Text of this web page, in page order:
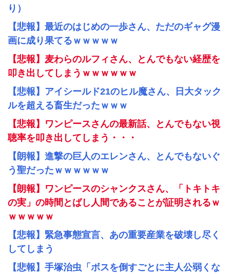
り）
【悲報】最近のはじめの一歩さん、ただのギャグ漫
画に成り果てるｗｗｗｗｗ
【悲報】麦わらのルフィさん、とんでもない経歴を
叩き出してしまうｗｗｗｗｗｗ
【悲報】アイシールド21のヒル魔さん、日大タック
ルを超える畜生だったｗｗｗ
【悲報】ワンピースさんの最新話、とんでもない視
聴率を叩き出してしまう・・・
【朗報】進撃の巨人のエレンさん、とんでもないぐ
う聖だったｗｗｗｗｗｗ
【朗報】ワンピースのシャンクスさん、「トキトキ
の実」の時間とばし人間であることが証明されるｗ
ｗｗｗｗｗ
【悲報】緊急事態宣言、あの重要産業を破壊し尽く
してしまう
【悲報】手塚治虫「ボスを倒すごとに主人公弱くな